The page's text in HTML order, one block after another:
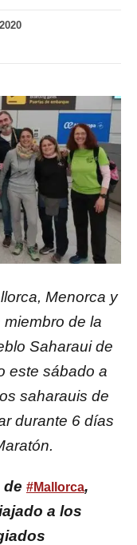
Menorca y
de la
Saharaui de
este sábado a
saharauis de
durante 6 días
de #Mallorca,
a los